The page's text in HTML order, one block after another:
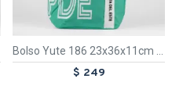
Bolso Yute 186 23x36x11cm PDE
$ 249